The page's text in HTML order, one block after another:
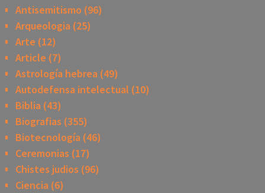
Antisemitismo (96)
Arqueologia(25)
Arte (12)
Article (7)
Astrología hebrea(49)
Autodefensa intelectual (10)
Biblia(43)
Biografias (355)
Biotecnología(46)
Ceremonias (17)
Chistes judios (96)
Ciencia(6)